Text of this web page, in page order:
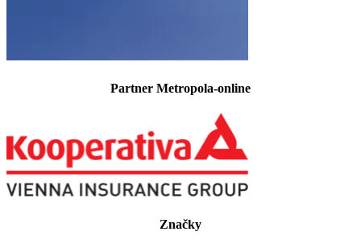
Partner Metropola-online
Značky